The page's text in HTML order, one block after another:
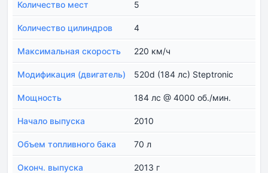
Количество мест 5
Количество цилиндров 4
Максимальная скорость 220 км/ч
Модификация (двигатель) 520d (184 лс) Steptronic
Мощность 184 лс @ 4000 об./мин.
Начало выпуска 2010
Объем топливного бака 70 л
Оконч. выпуска 2013 г